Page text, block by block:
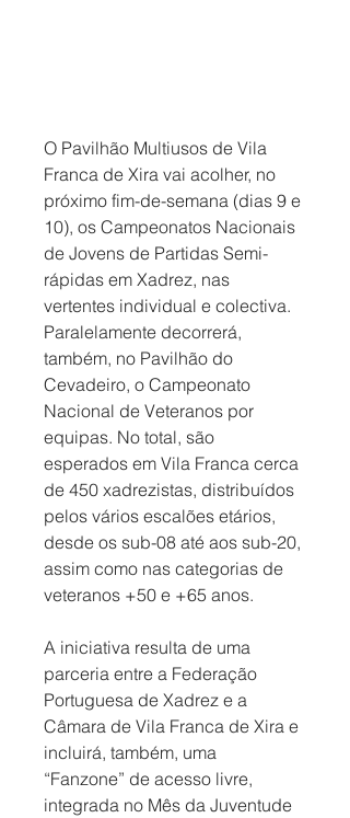
O Pavilhão Multiusos de Vila
Franca de Xira vai acolher, no
próximo fim-de-semana (dias 9 e
10), os Campeonatos Nacionais
de Jovens de Partidas Semi-
rápidas em Xadrez, nas
vertentes individual e colectiva.
Paralelamente decorrerá,
também, no Pavilhão do
Cevadeiro, o Campeonato
Nacional de Veteranos por
equipas. No total, são
esperados em Vila Franca cerca
de 450 xadrezistas, distribuídos
pelos vários escalões etários,
desde os sub-08 até aos sub-20,
assim como nas categorias de
veteranos +50 e +65 anos.
A iniciativa resulta de uma
parceria entre a Federação
Portuguesa de Xadrez e a
Câmara de Vila Franca de Xira e
incluirá, também, uma
“Fanzone” de acesso livre,
integrada no Mês da Juventude